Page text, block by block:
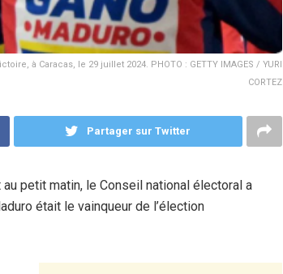
à Caracas, le 29 juillet 2024. PHOTO : GETTY IMAGES / YURI
CORTEZ
Partager sur Twitter
petit matin, le Conseil national électoral a
était le vainqueur de l’élection